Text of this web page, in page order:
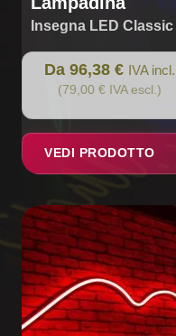
Insegna LED Classic
Da 96,38 € IVA incl.
(79,00 € IVA escl.)
VEDI PRODOTTO
Questo
prodotto
ha
più
varianti.
Le